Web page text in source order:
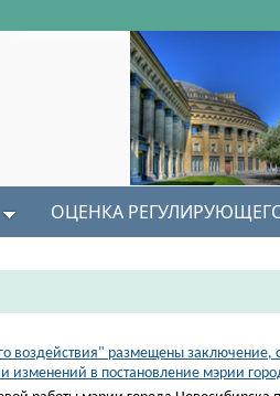
ОЦЕНКА
воздействия" размещены заключение,
изменений в постановление мэрии